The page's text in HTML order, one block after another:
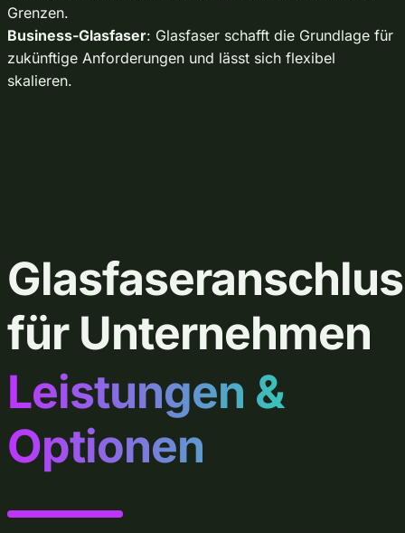
Grenzen.
Business-Glasfaser: Glasfaser schafft die Grundlage für
zukünftige Anforderungen und lässt sich flexibel
skalieren.
für Unternehmen
Leistungen &
Optionen